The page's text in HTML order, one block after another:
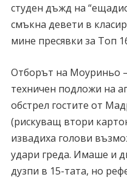
студен дъжд на
смъкна девети в
мине пресявки за Топ
Отборът на Моуриньо
техничен подложи на
обстрел гостите от
(рискуващ втори
извадиха голови
удари греда. Имаше и
дузпи в 15-тата, но